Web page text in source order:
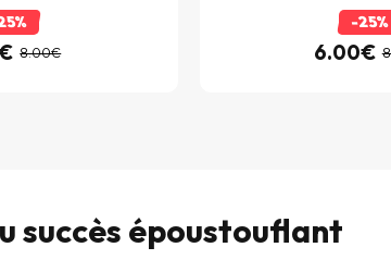
8.00€
-25%
6.00€
succès époustouflant